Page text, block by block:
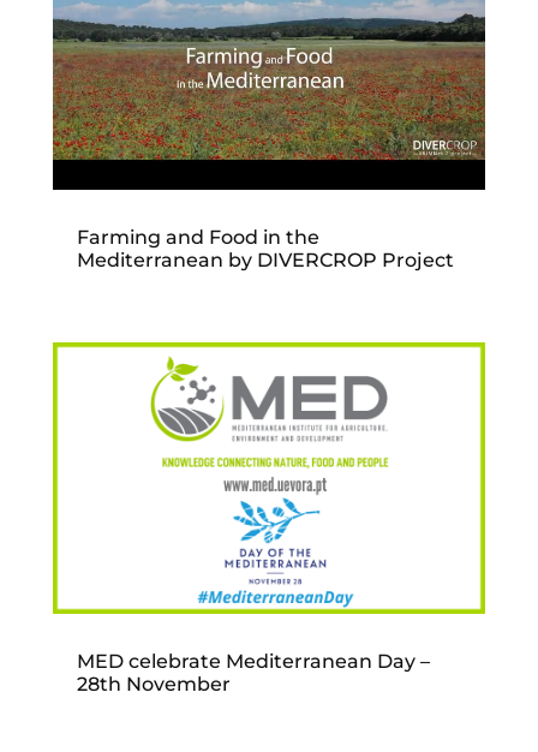
Farming and Food in the
Mediterranean by DIVERCROP Project
MED celebrate Mediterranean Day –
28th November